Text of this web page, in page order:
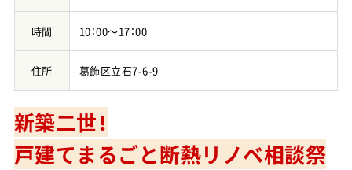
リノベーションの流れ
施工事例
お問い合わせ・お見積り
時間 10：00～17：00
住所 葛飾区立石7-6-9
新築二世！
戸建てまるごと断熱リノベ相談祭